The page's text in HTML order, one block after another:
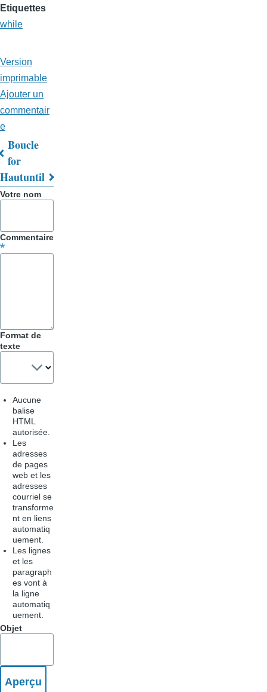
Etiquettes
while
Version
imprimable
Ajouter un
commentair
e
Liens
transversaux
de
pour
Boucle
for
Hautuntil
Votre nom
Commentaire
Format de
texte
Aucune
balise
HTML
autorisée.
Les
adresses
de pages
web et les
adresses
courriel se
transforme
nt en liens
automatiq
uement.
Les lignes
et les
paragraph
es vont à
la ligne
automatiq
uement.
Objet